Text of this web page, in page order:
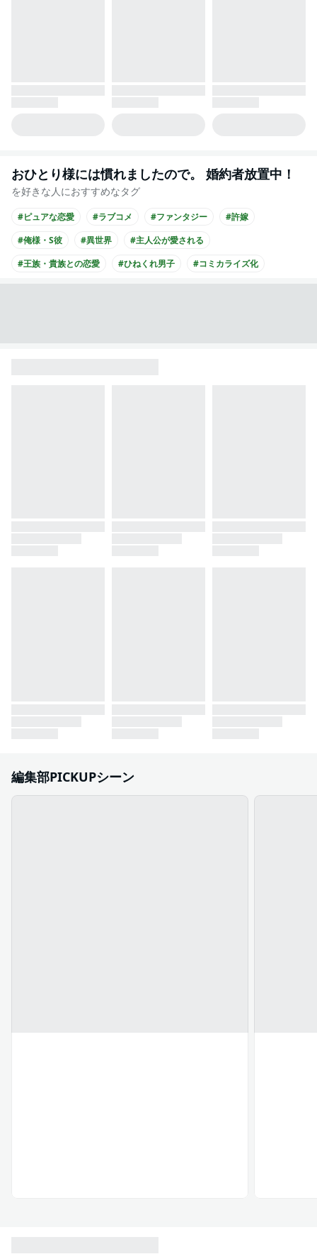
おひとり様には慣れましたので。 婚約者放置中！
を好きな人におすすめなタグ
#ピュアな恋愛 #ラブコメ #ファンタジー
#許嫁
#俺様・S彼
#異世界
#主人公が愛される
#王族・貴族との恋愛
#ひねくれ男子 #コミカライズ化
編集部PICKUPシーン